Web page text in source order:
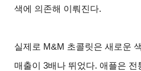
색에 의존해 이뤄진다.
실제로 M&M 초콜릿은 새로운
매출이 3배나 뛰었다. 애플은